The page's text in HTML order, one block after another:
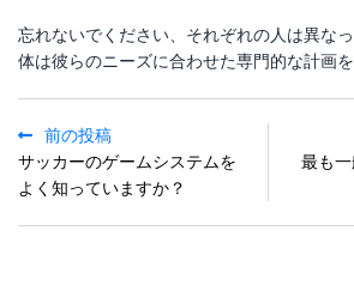
忘れないでください、それぞれの人は異な
体は彼らのニーズに合わせた専門的な計画を
前の投稿
サッカーのゲームシステムを
よく知っていますか？
最も